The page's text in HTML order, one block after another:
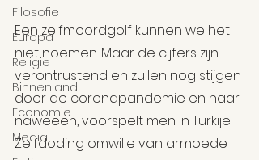
Filosofie
Europa
Religie
Binnenland
Economie
Media
Een zelfmoordgolf kunnen we het
niet noemen. Maar de cijfers zijn
verontrustend en zullen nog stijgen
door de coronapandemie en haar
naweeën, voorspelt men in Turkije.
Zelfdoding omwille van armoede